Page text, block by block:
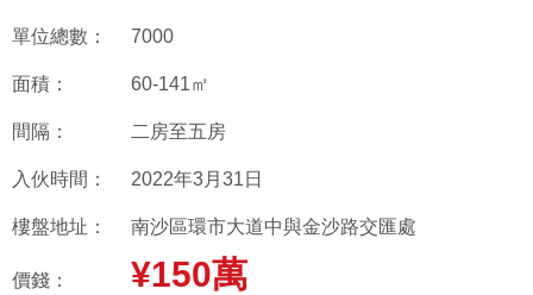
單位總數： 7000
面積： 60-141㎡
間隔： 二房至五房
入伙時間： 2022年3月31日
樓盤地址： 南沙區環市大道中與金沙路交匯處
價錢： ¥150萬